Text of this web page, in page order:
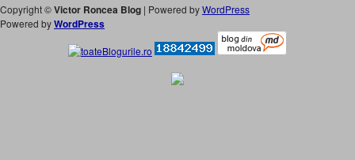
Copyright ©Victor Roncea Blog | Powered byWordPress
Powered byWordPress